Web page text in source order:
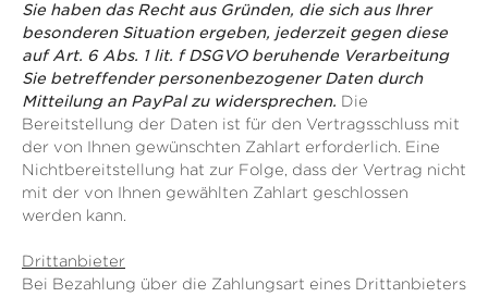
Sie haben das Recht aus Gründen, die sich aus Ihrer
besonderen Situation ergeben, jederzeit gegen diese
auf Art. 6 Abs. 1 lit. f DSGVO beruhende Verarbeitung
Sie betreffender personenbezogener Daten durch
Mitteilung an PayPal zu widersprechen. Die
Bereitstellung der Daten ist für den Vertragsschluss mit
der von Ihnen gewünschten Zahlart erforderlich. Eine
Nichtbereitstellung hat zur Folge, dass der Vertrag nicht
mit der von Ihnen gewählten Zahlart geschlossen
werden kann.
Drittanbieter
Bei Bezahlung über die Zahlungsart eines Drittanbieters